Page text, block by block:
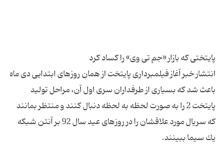
انتشار خبر آغاز فیلمبرداری پایتخت از همان روزهای ابتدایی دی ماه
باعث شد كه بسیاری از طرفداران سری اول آن، مراحل تولید
پایتخت 2 را به صورت لحظه به لحظه دنبال كنند و منتظر بمانند
كه سریال مورد علاقشان را در روزهای عید سال 92 بر آنتن شبكه